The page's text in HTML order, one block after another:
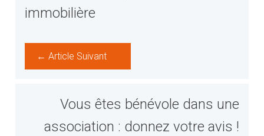
immobilière
← Article Suivant
Vous êtes bénévole dans une
association : donnez votre avis !